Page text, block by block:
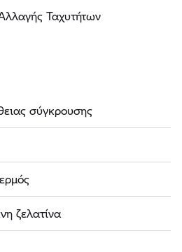
Ταχυτήτων
σύγκρουσης
ζελατίνα